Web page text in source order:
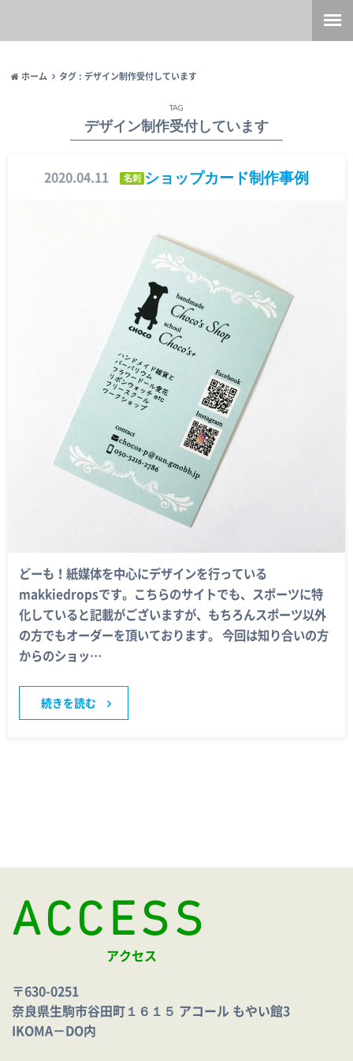
ホーム タグ : デザイン制作受付しています
TAG
デザイン制作受付しています
2020.04.11 名刺 ショップカード制作事例
どーも！紙媒体を中心にデザインを行っている
makkiedropsです。こちらのサイトでも、スポーツに特
化していると記載がございますが、もちろんスポーツ以外
の方でもオーダーを頂いております。 今回は知り合いの方
からのショッ…
続きを読む
ACCESS
アクセス
〒630-0251
奈良県生駒市谷田町１６１５ アコール もやい館3
IKOMA－DO内